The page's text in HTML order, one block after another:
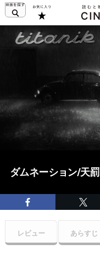
ダムネーション/天罰
レビュー あらすじ